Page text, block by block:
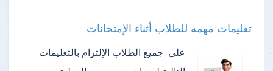
تعليمات مهمة للطلاب أثناء الإمتحانات
على جميع الطلاب الإلتزام بالتعليمات